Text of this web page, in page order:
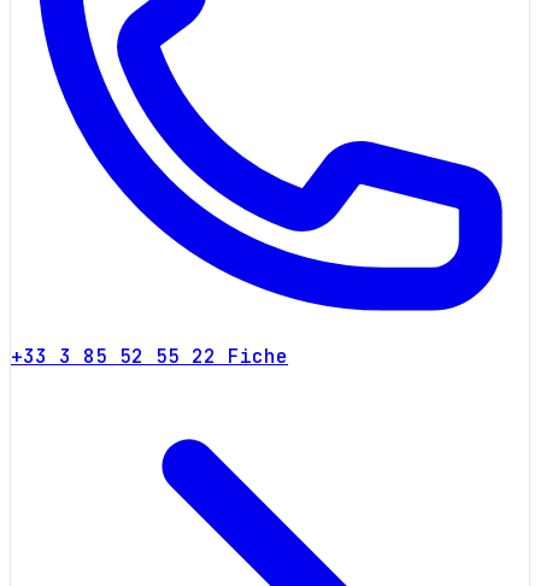
+33 3 85 52 55 22 Fiche